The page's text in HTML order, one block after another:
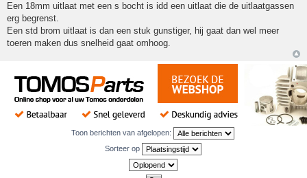
Een 18mm uitlaat met een s bocht is idd een uitlaat die de uitlaatgassen
erg begrenst.
Een std brom uitlaat is dan een stuk gunstiger, hij gaat dan wel meer
toeren maken dus snelheid gaat omhoog.
Toon berichten van afgelopen:
Sorteer op